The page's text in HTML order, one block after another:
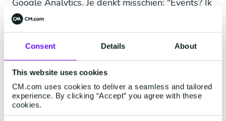
Consent Details About
This website uses cookies
CM.com uses cookies to deliver a seamless and tailored
experience. By clicking “Accept” you agree with these
cookies.
ben toch de event organisator?" Dat klopt. Voor
alle duidelijkheid: binnen de context van Google
Analytics verwijzen ‘events’ naar alle interacties
die een gebruiker op je webpagina uitvoert.
Enkele gebeurtenissen die we automatisch voor
je aanmaken in Google Analytics zijn:
Toevoegen aan winkelwagen(wanneer